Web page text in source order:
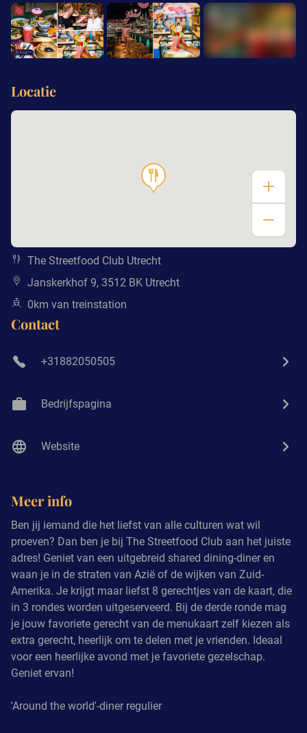
Locatie
The Streetfood Club Utrecht
Janskerkhof 9, 3512 BK Utrecht
0km van treinstation
Contact
+31882050505
Bedrijfspagina
Website
Meer info
Ben jij iemand die het liefst van alle culturen wat wil
proeven? Dan ben je bij The Streetfood Club aan het juiste
adres! Geniet van een uitgebreid shared dining-diner en
waan je in de straten van Azië of de wijken van Zuid-
Amerika. Je krijgt maar liefst 8 gerechtjes van de kaart, die
in 3 rondes worden uitgeserveerd. Bij de derde ronde mag
je jouw favoriete gerecht van de menukaart zelf kiezen als
extra gerecht, heerlijk om te delen met je vrienden. Ideaal
voor een heerlijke avond met je favoriete gezelschap.
Geniet ervan!
'Around the world'-diner regulier